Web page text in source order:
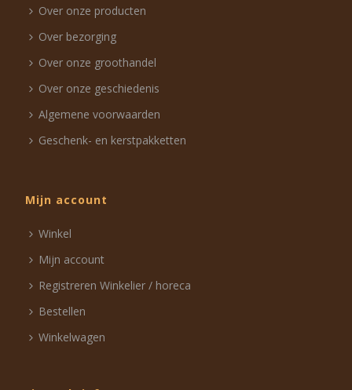
Over onze producten
Over bezorging
Over onze groothandel
Over onze geschiedenis
Algemene voorwaarden
Geschenk- en kerstpakketten
Mijn account
Winkel
Mijn account
Registreren Winkelier / horeca
Bestellen
Winkelwagen